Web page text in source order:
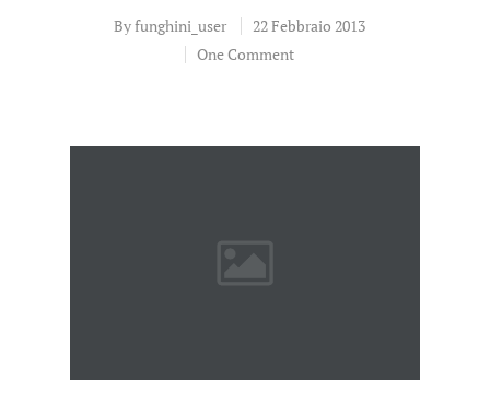
Byfunghini_user
22 Febbraio 2013
One Comment